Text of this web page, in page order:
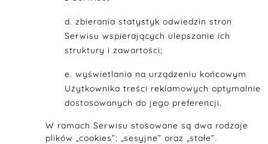
zbierania statystyk odwiedzin stron
Serwisu wspierających ulepszanie ich
struktury i zawartości;
wyświetlania na urządzeniu końcowym
Użytkownika treści reklamowych optymalnie
dostosowanych do jego preferencji.
W ramach Serwisu stosowane są dwa rodzaje
plików „cookies”: „sesyjne” oraz „stałe”.